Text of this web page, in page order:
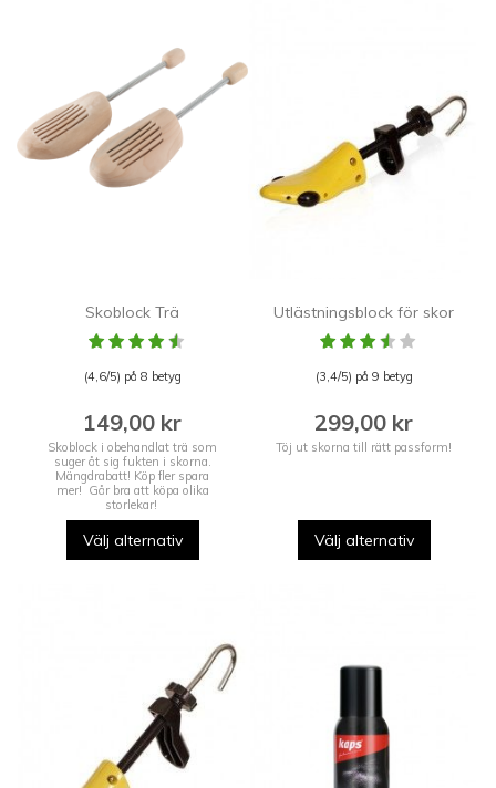
Skoblock Trä
(4,6/5) på 8 betyg
149,00 kr
Skoblock i obehandlat trä som
suger åt sig fukten i skorna.
Mängdrabatt! Köp fler spara
mer! Går bra att köpa olika
storlekar!
Välj alternativ
Utlästningsblock för skor
(3,4/5) på 9 betyg
299,00 kr
Töj ut skorna till rätt passform!
Välj alternativ